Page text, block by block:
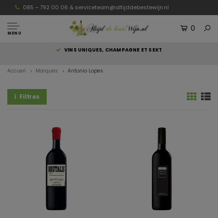
085 – 792 00 06 & serviceteam@altijddebestewijn.nl
MENU
0
VINS UNIQUES, CHAMPAGNE ET SEKT
Accueil Marques Antonio Lopes
Filtres